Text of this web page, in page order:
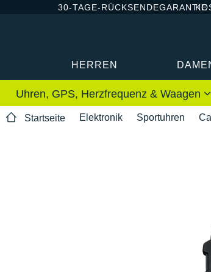
30-TAGE-RÜCKSENDEGARANTIE
HERREN
Uhren, GPS, Herzfrequenz & Waagen
Startseite Elektronik Sportuhren